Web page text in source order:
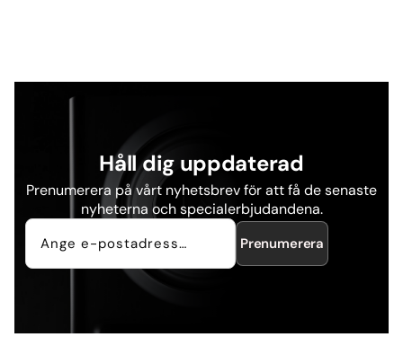
Håll dig uppdaterad
Prenumerera på vårt nyhetsbrev för att få de senaste
nyheterna och specialerbjudandena.
Prenumerera